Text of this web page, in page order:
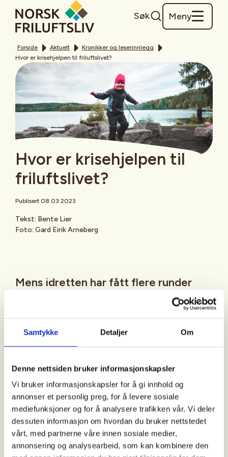
Samtykke Detaljer Om
Denne nettsiden bruker informasjonskapsler
Vi bruker informasjonskapsler for å gi innhold og
annonser et personlig preg, for å levere sosiale
mediefunksjoner og for å analysere trafikken vår. Vi deler
dessuten informasjon om hvordan du bruker nettstedet
vårt, med partnerne våre innen sosiale medier,
annonsering og analysearbeid, som kan kombinere den
Søk Meny
Forside Aktuelt
Kronikker og leserinnlegg
Hvor er krisehjelpen til friluftslivet?
Hvor er krisehjelpen til
friluftslivet?
Publisert 08.03.2023
Tekst: Bente Lier
Foto: Gard Eirik Arneberg
Mens idretten har fått flere runder
med krisehjelp fra idrettsministeren,
har ikke friluftslivsministeren gitt én
ekstra krone til
friluftslivsorganisasjonene.
Det er flott at idretten får støtte, men idrett er ikke
for alle. Også friluftslivsorganisasjonene sliter med
å rekruttere og hente tilbake frivillige etter
pandemien. Resultatet er avlyste aktiviteter, og
dårligere fritidstilbud til barn og unge.
Speideren, 4H, Barnas turlag, skileik og
sommercamper bidrar til verdifull sosial utjevning.